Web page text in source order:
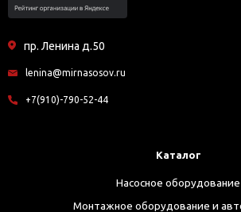
пр. Ленина д.50
lenina@mirnasosov.ru
+7(910)-790-52-44
Каталог
Насосное оборудование
Монтажное оборудование и